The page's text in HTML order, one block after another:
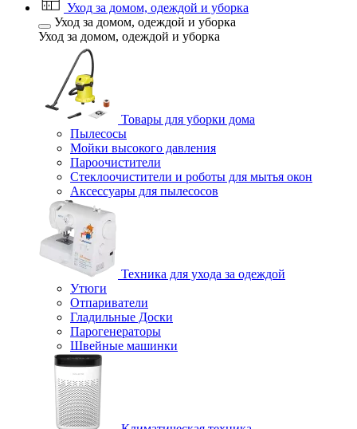
Уход за домом, одеждой и уборка
Уход за домом, одеждой и уборка
Уход за домом, одеждой и уборка
Товары для уборки дома
Пылесосы
Мойки высокого давления
Пароочистители
Стеклоочистители и роботы для мытья окон
Аксессуары для пылесосов
Техника для ухода за одеждой
Утюги
Отпариватели
Гладильные Доски
Парогенераторы
Швейные машинки